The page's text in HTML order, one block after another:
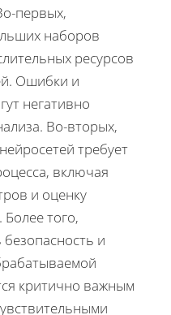
первых,
наборов
ресурсов
Ошибки и
негативно
Во-вторых,
требует
включая
и оценку
того,
и
критично важным